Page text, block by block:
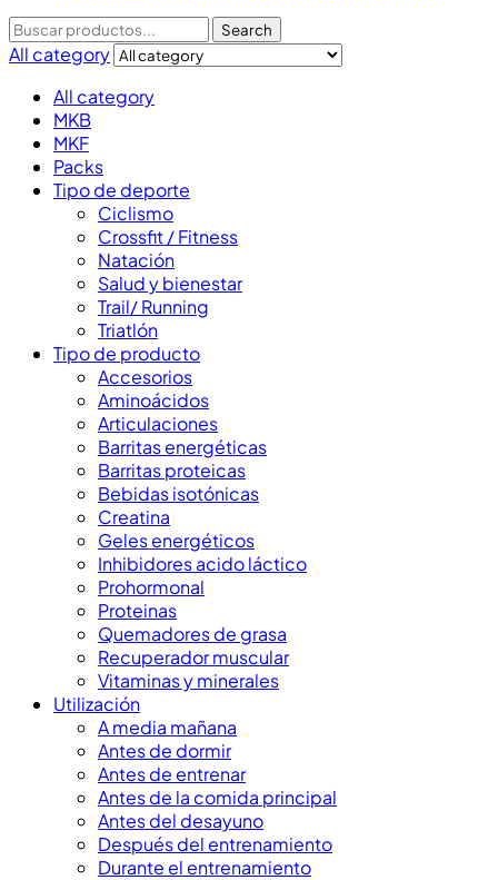
Search
All category
All category
MKB
MKF
Packs
Tipo de deporte
Ciclismo
Crossfit / Fitness
Natación
Salud y bienestar
Trail/ Running
Triatlón
Tipo de producto
Accesorios
Aminoácidos
Articulaciones
Barritas energéticas
Barritas proteicas
Bebidas isotónicas
Creatina
Geles energéticos
Inhibidores acido láctico
Prohormonal
Proteinas
Quemadores de grasa
Recuperador muscular
Vitaminas y minerales
Utilización
A media mañana
Antes de dormir
Antes de entrenar
Antes de la comida principal
Antes del desayuno
Después del entrenamiento
Durante el entrenamiento